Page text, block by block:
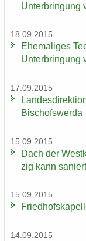
Un­ter­brin­gung
18.09.2015
Ehe­ma­li­ges
Un­ter­brin­gung
17.09.2015
Bi­schofs­wer­da
15.09.2015
Dach der
zig kann
15.09.2015
14.09.2015